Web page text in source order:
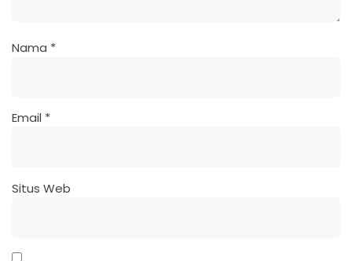
Nama *
Email *
Situs Web